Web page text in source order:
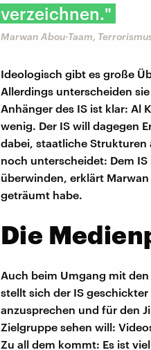
verzeichnen."
Marwan Abou-Taam,
Ideologisch gibt es große
Allerdings unterscheiden
Anhänger des IS ist klar: Al
wenig. Der IS will dagegen
dabei, staatliche Strukturen
noch unterscheidet: Dem
überwinden, erklärt
geträumt habe.
Die
Auch beim Umgang mit
stellt sich der IS
anzusprechen und für den
Zielgruppe sehen will:
Zu all dem kommt: Es ist